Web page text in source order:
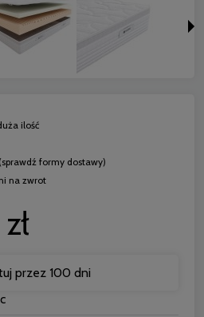
ilość
(sprawdź formy dostawy)
na zwrot
przez 100 dni